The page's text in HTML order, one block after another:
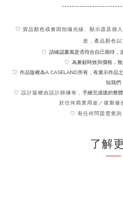
♡ 貨品顏色或會因拍攝光線、顯示器及個人
差，產品顏色以
♡ 請確認畫風是否符合自己期待，
♡ 為兼顧時效與價格，
♡ 作品版權為A.CASELAND所有，有展示作品
知我們
♡ 設計版權由設計師擁有， 手繪完成後的整
於任何商業用途／後製修
♡ 有任何問題需查詢
了解